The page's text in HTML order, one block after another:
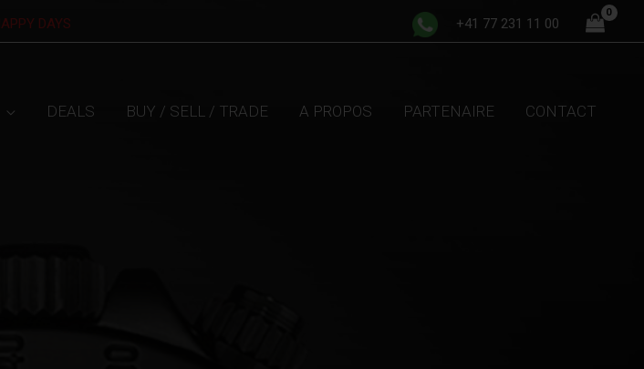
DAYS +41 77 231 11 00
DEALS BUY / SELL / TRADE A PROPOS PARTENAIRE CONTACT